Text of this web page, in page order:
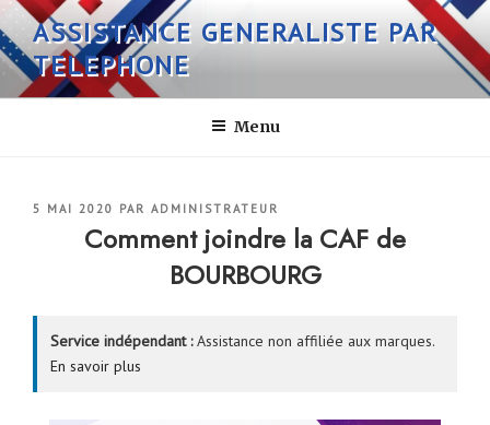
Aller
au
contenu
principal
ASSISTANCE GENERALISTE PAR
TELEPHONE
Menu
PUBLIÉ
5 MAI 2020 PAR ADMINISTRATEUR
Comment joindre la CAF de
BOURBOURG
Service indépendant :Assistance non affiliée aux marques.
En savoir plus